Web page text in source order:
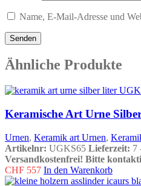
Name, E-Mail-Adresse und
Ähnliche Produkte
Keramische Art Urne
Urnen, Keramik art Urnen,
Artikelnr: UGKS65 Lieferzeit: 7
Versandkostenfrei! Bitte
CHF 557 In den Warenkorb